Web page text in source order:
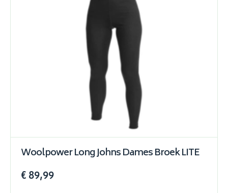
Woolpower Long Johns Dames Broek LITE
€ 89,99